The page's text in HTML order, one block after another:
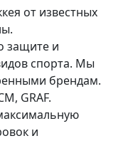
от известных
защите и
спорта. Мы
брендам.
GRAF.
и